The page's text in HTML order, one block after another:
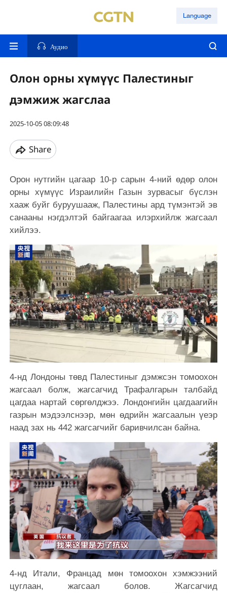
Language
Аудио
Олон орны хүмүүс Палестиныг
дэмжиж жагслаа
2025-10-05 08:09:48
Share
Орон нутгийн цагаар 10-р сарын 4-ний өдөр олон
орны хүмүүс Израилийн Газын зурвасыг бүслэн
хааж буйг буруушааж, Палестины ард түмэнтэй эв
санааны нэгдэлтэй байгаагаа илэрхийлж жагсаал
хийлээ.
4-нд Лондоны төвд Палестиныг дэмжсэн томоохон
жагсаал болж, жагсагчид Трафалгарын талбайд
цагдаа нартай сөргөлджээ. Лондонгийн цагдаагийн
газрын мэдээлснээр, мөн өдрийн жагсаалын үеэр
наад зах нь 442 жагсагчийг баривчилсан байна.
4-нд Итали, Францад мөн томоохон хэмжээний
цуглаан, жагсаал болов. Жагсагчид